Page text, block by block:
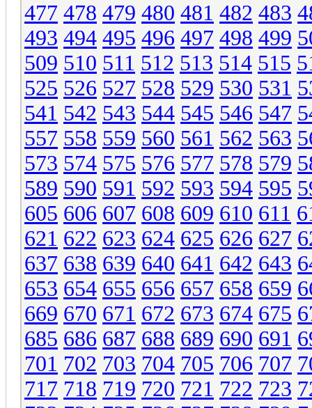
477 478 479 480 481 482 483
493 494 495 496 497 498 499
509 510 511 512 513 514 515
525 526 527 528 529 530 531
541 542 543 544 545 546 547
557 558 559 560 561 562 563
573 574 575 576 577 578 579
589 590 591 592 593 594 595
605 606 607 608 609 610 611
621 622 623 624 625 626 627
637 638 639 640 641 642 643
653 654 655 656 657 658 659
669 670 671 672 673 674 675
685 686 687 688 689 690 691
701 702 703 704 705 706 707
717 718 719 720 721 722 723